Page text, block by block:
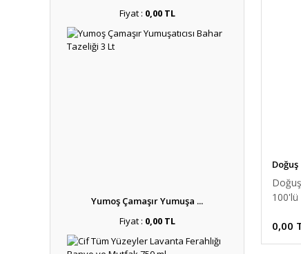
Fiyat : 0,00 TL
Yumoş Çamaşır Yumuşa ...
Fiyat : 0,00 TL
Doğuş
100'lü
0,00